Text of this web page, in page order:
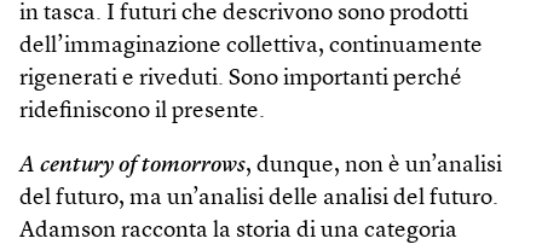
in tasca. I futuri che descrivono sono prodotti
dell’immaginazione collettiva, continuamente
rigenerati e riveduti. Sono importanti perché
ridefiniscono il presente.
A century of tomorrows, dunque, non è un’analisi
del futuro, ma un’analisi delle analisi del futuro.
Adamson racconta la storia di una categoria